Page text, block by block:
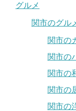
グルメ
関市のグル
関市の
関市の
関市の
関市の
関市の